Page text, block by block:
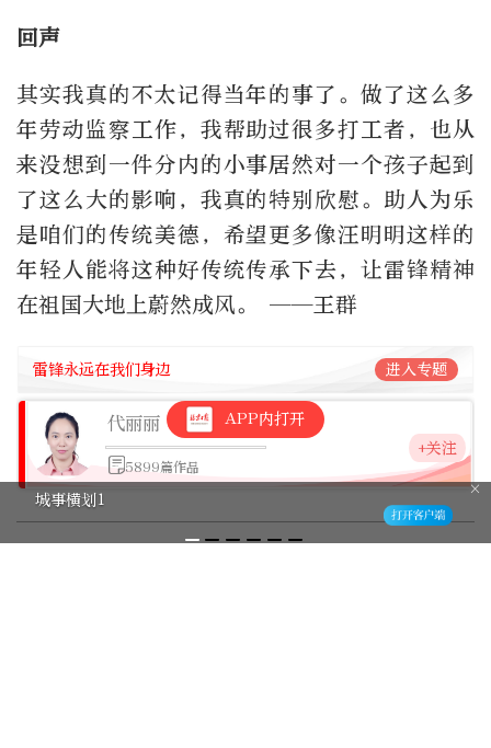
回声
其实我真的不太记得当年的事了。做了这么多
年劳动监察工作，我帮助过很多打工者，也从
来没想到一件分内的小事居然对一个孩子起到
了这么大的影响，我真的特别欣慰。助人为乐
是咱们的传统美德，希望更多像汪明明这样的
年轻人能将这种好传统传承下去，让雷锋精神
在祖国大地上蔚然成风。 ——王群
雷锋永远在我们身边 进入专题
代丽丽 北京日报社记者
5899篇作品
+关注
APP内打开
城事横划1